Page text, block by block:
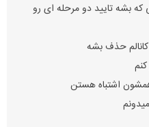
بشه تایید دو مرحله ای رو
حذف بشه